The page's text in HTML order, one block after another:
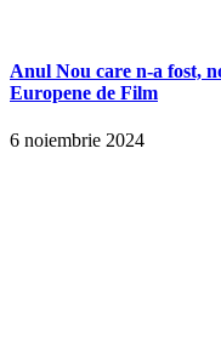
Anul Nou care n-a fost,
Europene de Film
6 noiembrie 2024